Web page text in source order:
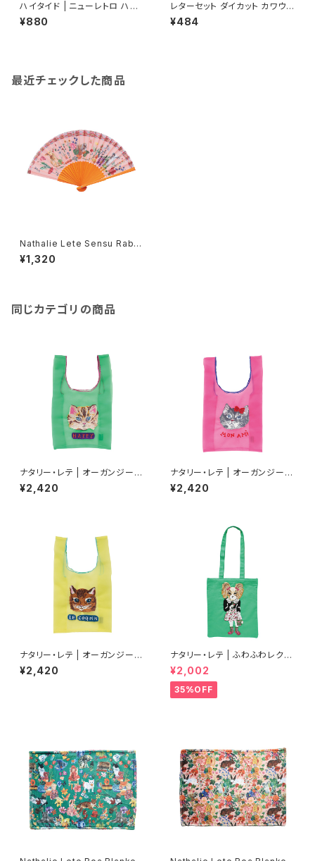
ハイタイド | ニューレトロ ハン
ドタオル | Hand Towel
¥880
レターセット ダイカット カワウソ
柄
¥484
最近チェックした商品
Nathalie Lete Sensu Rabbi
ts
¥1,320
同じカテゴリの商品
ナタリー・レテ | オーガンジーバ
ッグ S ブルーアイ | Organdy
Bag S Blue eye
¥2,420
ナタリー・レテ | オーガンジーバ
ッグ S グレーキャット | Organd
y Bag S Gray cat
¥2,420
ナタリー・レテ | オーガンジーバ
ッグ S マヤ | Organdy Bag S
Maya
¥2,420
ナタリー・レテ | ふわふわレクタ
ングルトートバッグ ドッグ | Fluf
fy Rectangle tote bag Dog
¥2,002
35%OFF